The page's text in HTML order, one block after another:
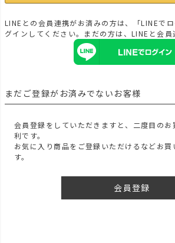
LINEとの会員連携がお済みの方は、「LINEで
グインしてください。まだの方は、LINEと会員
まだご登録がお済みでないお客様
会員登録をしていただきますと、二度目のお
利です。
お気に入り商品をご登録いただけるなどお買
す。
会員登録